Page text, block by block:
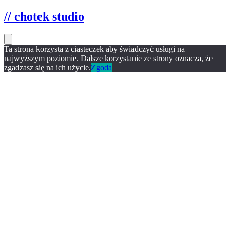
// chotek studio
Ta strona korzysta z ciasteczek aby świadczyć usługi na
najwyższym poziomie. Dalsze korzystanie ze strony oznacza, że
zgadzasz się na ich użycie.Zgoda